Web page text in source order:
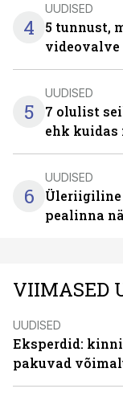
4
UUDISED
5 tunnust,
5
UUDISED
7 olulist
ehk
6
UUDISED
Üleriigiline
pealinna
VIIMASED
UUDISED
Eksperdid:
pakuvad